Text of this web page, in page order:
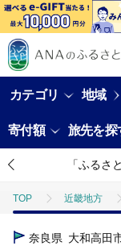
カテゴリ 地域
寄付額 旅先を探
「ふるさ
TOP 近畿地方
TOP
奈良県 大和高田